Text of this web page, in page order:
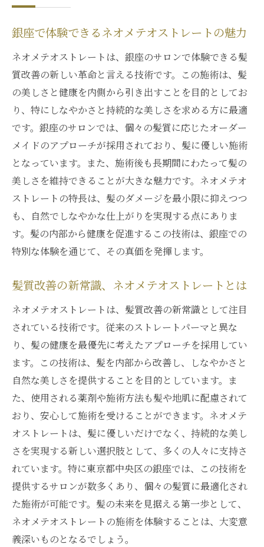
新しいネオメテオストレートの施術プロセ
ス
ネオメテオストレートが変える髪の未来とその
技術
ネオメテオストレート技術の革新性
髪の未来を見据えたネオメテオストレート
の挑戦
最新技術で実現する髪質改善の可能性
ネオメテオストレートの技術的な特長
髪の未来を変える、ネオメテオストレート
の役割
銀座から発信するネオメテオストレートの
銀座サロンで体験するネオメテオストレートの
魅力
銀座サロンでのネオメテオストレート体験
記
サロンでの施術がもたらす特別な効果
銀座サロンのプロフェッショナルが提供す
るネオメテオストレート
個々の髪質に合わせたオーダーメイド施術
銀座で味わえる、唯一無二のネオメテオス
プロが語る、ネオメテオストレートの魅力
ネオメテオストレートで実現する髪質改善の新
常識
髪質改善の新しい基準、ネオメテオストレ
銀座で体験できるネオメテオストレートの魅力
ネオメテオストレートは、銀座のサロンで体験できる髪
質改善の新しい革命と言える技術です。この施術は、髪
の美しさと健康を内側から引き出すことを目的としてお
り、特にしなやかさと持続的な美しさを求める方に最適
です。銀座のサロンでは、個々の髪質に応じたオーダー
メイドのアプローチが採用されており、髪に優しい施術
となっています。また、施術後も長期間にわたって髪の
美しさを維持できることが大きな魅力です。ネオメテオ
ストレートの特長は、髪のダメージを最小限に抑えつつ
も、自然でしなやかな仕上がりを実現する点にありま
す。髪の内部から健康を促進するこの技術は、銀座での
特別な体験を通じて、その真価を発揮します。
髪質改善の新常識、ネオメテオストレートとは
ネオメテオストレートは、髪質改善の新常識として注目
されている技術です。従来のストレートパーマと異な
り、髪の健康を最優先に考えたアプローチを採用してい
ます。この技術は、髪を内部から改善し、しなやかさと
自然な美しさを提供することを目的としています。ま
た、使用される薬剤や施術方法も髪や地肌に配慮されて
おり、安心して施術を受けることができます。ネオメテ
オストレートは、髪に優しいだけでなく、持続的な美し
さを実現する新しい選択肢として、多くの人々に支持さ
れています。特に東京都中央区の銀座では、この技術を
提供するサロンが数多くあり、個々の髪質に最適化され
た施術が可能です。髪の未来を見据える第一歩として、
ネオメテオストレートの施術を体験することは、大変意
義深いものとなるでしょう。